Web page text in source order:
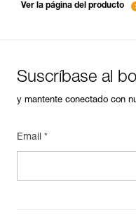
Ver la página del producto
Suscríbase al
y mantente conectado con
Email *